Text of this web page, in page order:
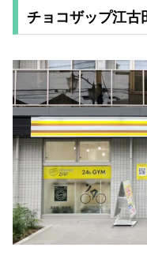
チョコザップ江古